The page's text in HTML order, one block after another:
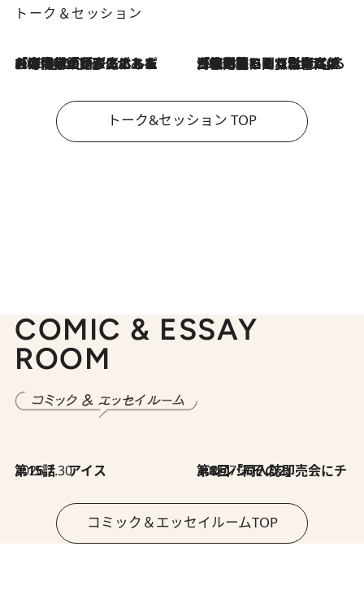
トーク＆セッション
2026.8.3
「今後値上げがあるとすれば…」「リスクがあるのは今年の冬」エネルギー専門家が語る、ホルムズ海峡封鎖が家庭にもたらす“ある心配” 2026.8.3
「住宅建てられない…」「サーチャージ料の高値が続いている」ホルムズ海峡封鎖による影響はいつまで続く？《エネルギー専門家に聞く“どうなる日本の暮らし”》
トーク&セッション TOP
COMIC & ESSAY
ROOM
2026.7.30
第15話 アイス 2026.7.30
第8回「同人誌即売会にチャレンジ その2」
コミック＆エッセイルームTOP